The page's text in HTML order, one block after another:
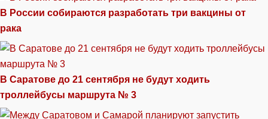
В России собираются разработать три вакцины от
рака
В Саратове до 21 сентября не будут ходить
троллейбусы маршрута № 3